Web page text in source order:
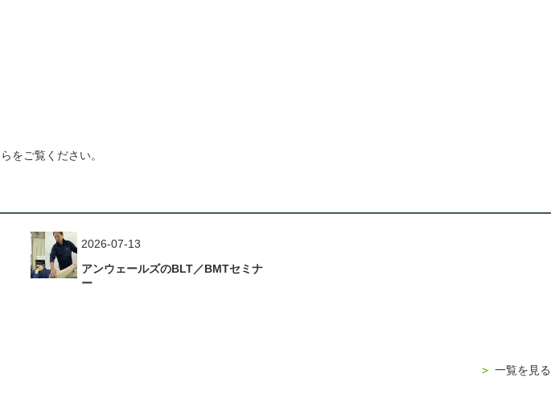
をご覧ください。
2026-07-13
アンウェールズのBLT／BMTセミナ
ー
＞ 一覧を見る